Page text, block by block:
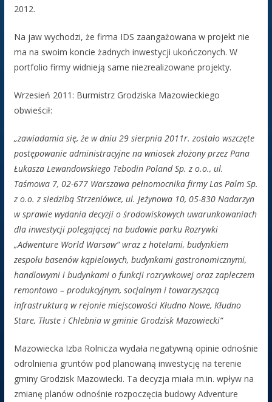
2012.
Na jaw wychodzi, że firma IDS zaangażowana w projekt nie
ma na swoim koncie żadnych inwestycji ukończonych. W
portfolio firmy widnieją same niezrealizowane projekty.
Wrzesień 2011: Burmistrz Grodziska Mazowieckiego
obwieścił:
„zawiadamia się, że w dniu 29 sierpnia 2011r. zostało wszczęte
postępowanie administracyjne na wniosek złożony przez Pana
Łukasza Lewandowskiego Tebodin Poland Sp. z o.o., ul.
Taśmowa 7, 02-677 Warszawa pełnomocnika firmy Las Palm Sp.
z o.o. z siedzibą Strzeniówce, ul. Jeżynowa 10, 05-830 Nadarzyn
w sprawie wydania decyzji o środowiskowych uwarunkowaniach
dla inwestycji polegającej na budowie parku Rozrywki
„Adwenture World Warsaw” wraz z hotelami, budynkiem
zespołu basenów kąpielowych, budynkami gastronomicznymi,
handlowymi i budynkami o funkcji rozrywkowej oraz zapleczem
remontowo – produkcyjnym, socjalnym i towarzyszącą
infrastrukturą w rejonie miejscowości Kłudno Nowe, Kłudno
Stare, Tłuste i Chlebnia w gminie Grodzisk Mazowiecki”
Mazowiecka Izba Rolnicza wydała negatywną opinie odnośnie
odrolnienia gruntów pod planowaną inwestycję na terenie
gminy Grodzisk Mazowiecki. Ta decyzja miała m.in. wpływ na
zmianę planów odnośnie rozpoczęcia budowy Adventure